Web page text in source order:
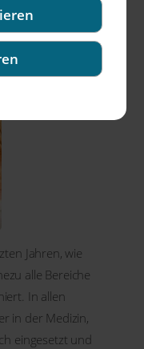
Jahren, wie
alle Bereiche
In allen
in der Medizin,
eingesetzt und